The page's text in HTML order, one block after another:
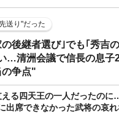
送り"だった
の後継者選び｣でも｢秀吉
…清洲会議で信長の息子
争点"
える四天王の一人だったの
出席できなかった武将の哀